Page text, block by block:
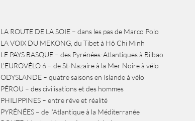
LA ROUTE DE LA SOIE – dans les pas de Marco Polo
LA VOIX DU MEKONG, du Tibet à Hô Chi Minh
LE PAYS BASQUE – des Pyrénées-Atlantiques à Bilbao
L’EUROVÉLO 6 – de St-Nazaire à la Mer Noire à vélo
ODYSLANDE – quatre saisons en Islande à vélo
PÉROU – des civilisations et des hommes
PHILIPPINES – entre rêve et réalité
PYRÉNÉES – de l’Atlantique à la Méditerranée